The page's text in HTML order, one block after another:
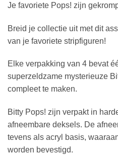
Je favoriete Pops! zijn
Breid je collectie uit met dit
van je favoriete stripfiguren!
Elke verpakking van 4 bevat
superzeldzame mysterieuze
compleet te maken.
Bitty Pops! zijn verpakt in
afneembare deksels. De
tevens als acryl basis,
worden bevestigd.